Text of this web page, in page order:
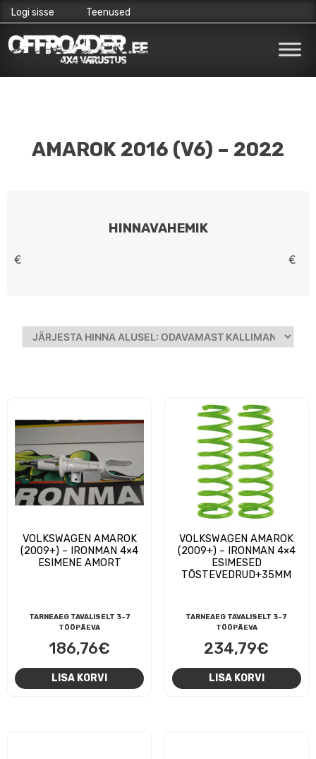
to
Logi sisse Teenused
AMAROK 2016 (V6) – 2022
HINNAVAHEMIK
€ €
VOLKSWAGEN AMAROK
(2009+) – IRONMAN 4×4
ESIMENE AMORT
TARNEAEG TAVALISELT 3-7
TÖÖPÄEVA
186,76€
LISA KORVI
VOLKSWAGEN AMAROK
(2009+) – IRONMAN 4×4
ESIMESED
TÕSTEVEDRUD+35MM
TARNEAEG TAVALISELT 3-7
TÖÖPÄEVA
234,79€
LISA KORVI